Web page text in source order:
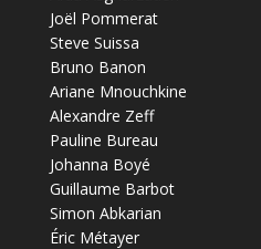
Joël Pommerat
Steve Suissa
Bruno Banon
Ariane Mnouchkine
Alexandre Zeff
Pauline Bureau
Johanna Boyé
Guillaume Barbot
Simon Abkarian
Éric Métayer